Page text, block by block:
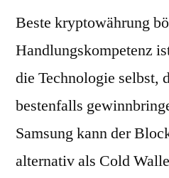
Beste kryptowährung
Handlungskompetenz
die Technologie selbst,
bestenfalls
Samsung kann der
alternativ als Cold